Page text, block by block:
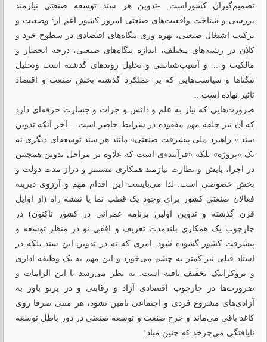
تصمیم‌گیران کشوراست. -تدوین هر سند توسعه صنعتی نیازمند
بررسی و شناخت واقعیت‌های صنعتی امروز کشور اعم از: وضعیت و
ترکیب اشتغال صنعتی، بهره وری بنگاه‌های اقتصادی در سطوح خرد و
کلان در رشته‌های مختلف، اندازه بنگاه‌های صنعتی، درجه انحصار و
مالکیت و ... و آسیب‌شناسی و تحلیل روندهای گذشته است وتحلیل
تنگناها و سیاست‌هایی که بر عملکرد گذشته بخش صنعت و اقتصاد
تاثیر نهاده است...
ضرورت‌هایی که نیاز به علم و دانش و جرات و جسارت حرفه‌ای دارد
که آن نیز حلقه مهم مفقوده در شرایط حاضر است. - آخر آنکه تدوین
سند « راهبرد ملی پیشرقت صنعتی» مانند هر سند توسعه‌ای دیگری نه
یک «پروژه» بلکه «فرآیند»ی است که علاوه بر مراحل تدوین همچنین
در اجرا، پایش و نظارت نیازمند همکاری مستمر و دراز مدت دولت و
بخش خصوصی است. لذا می‌بایست این اقدام مهم و آرزوی دیرینه
فعالان صنعتی کشور برای وجود یک قطب نما یا نقشه راه (از اوایل
قرن گذشته و تدوین اولین برنامه عمرانی در کشور تاکنون) در
چارچوب یک همکاری بلندمدت تعریف و افقی نو در منظر توسعه و
پیشرفت کشور گشوده شود. امری که نه در تدوین این سند بلکه در
اسناد قبلی نیز کمتر به چشم می‌خورد و این مهم به یک وظیفه اداری
و بروکراتیک تخفیف یافته است. به نظر می‌رسد تا این الزامات و
ضرورت‌ها در چارچوب اقتصادی آزاد و رقابتی و در پرتو باور به
آزادی‌های مشروع فردی و اجتماعی تامین نشود، هر متنی صرفا روی
کاغذ باقی می‌ماند و چرخ صنعت و توسعه صنعتی در دور باطل توسعه
نایافتگی می‌چرخد که چنین مباد!